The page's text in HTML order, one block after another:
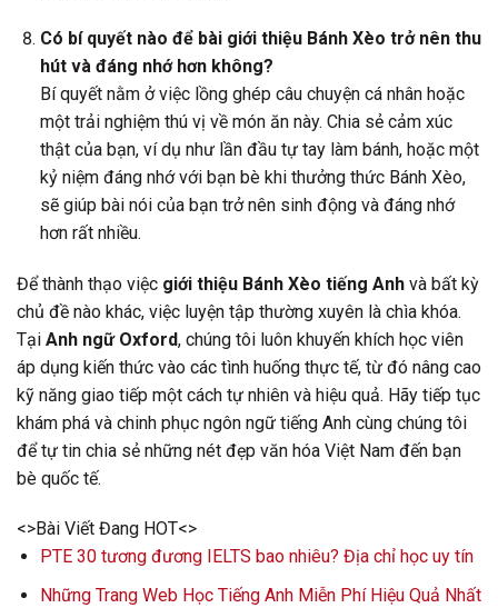
Có bí quyết nào để bài giới thiệu Bánh Xèo trở nên thu
hút và đáng nhớ hơn không?
Bí quyết nằm ở việc lồng ghép câu chuyện cá nhân hoặc
một trải nghiệm thú vị về món ăn này. Chia sẻ cảm xúc
thật của bạn, ví dụ như lần đầu tự tay làm bánh, hoặc một
kỷ niệm đáng nhớ với bạn bè khi thưởng thức Bánh Xèo,
sẽ giúp bài nói của bạn trở nên sinh động và đáng nhớ
hơn rất nhiều.
Để thành thạo việc giới thiệu Bánh Xèo tiếng Anh và bất kỳ
chủ đề nào khác, việc luyện tập thường xuyên là chìa khóa.
Tại Anh ngữ Oxford, chúng tôi luôn khuyến khích học viên
áp dụng kiến thức vào các tình huống thực tế, từ đó nâng cao
kỹ năng giao tiếp một cách tự nhiên và hiệu quả. Hãy tiếp tục
khám phá và chinh phục ngôn ngữ tiếng Anh cùng chúng tôi
để tự tin chia sẻ những nét đẹp văn hóa Việt Nam đến bạn
bè quốc tế.
<>Bài Viết Đang HOT<>
PTE 30 tương đương IELTS bao nhiêu? Địa chỉ học uy tín
Những Trang Web Học Tiếng Anh Miễn Phí Hiệu Quả Nhất